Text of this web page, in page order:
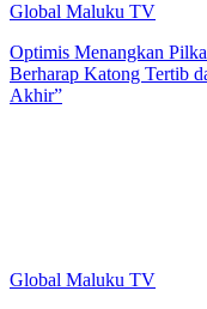
Global Maluku TV
Optimis Menangkan
Berharap Katong Tertib
Akhir”
Global Maluku TV